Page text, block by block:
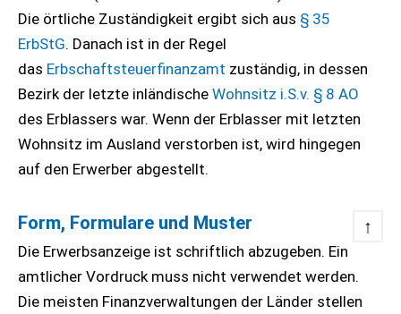
Die örtliche Zuständigkeit ergibt sich aus § 35
ErbStG. Danach ist in der Regel
das Erbschaftsteuerfinanzamt zuständig, in dessen
Bezirk der letzte inländische Wohnsitz i.S.v. § 8 AO
des Erblassers war. Wenn der Erblasser mit letzten
Wohnsitz im Ausland verstorben ist, wird hingegen
auf den Erwerber abgestellt.
Form, Formulare und Muster ↑
Die Erwerbsanzeige ist schriftlich abzugeben. Ein
amtlicher Vordruck muss nicht verwendet werden.
Die meisten Finanzverwaltungen der Länder stellen